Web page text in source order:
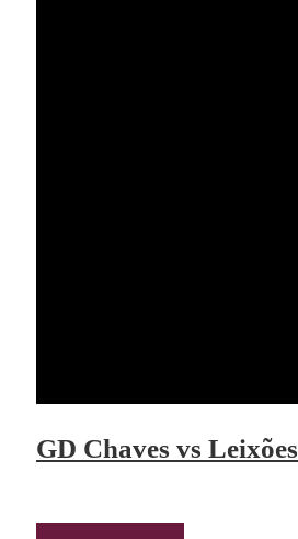
GD Chaves vs Leixões